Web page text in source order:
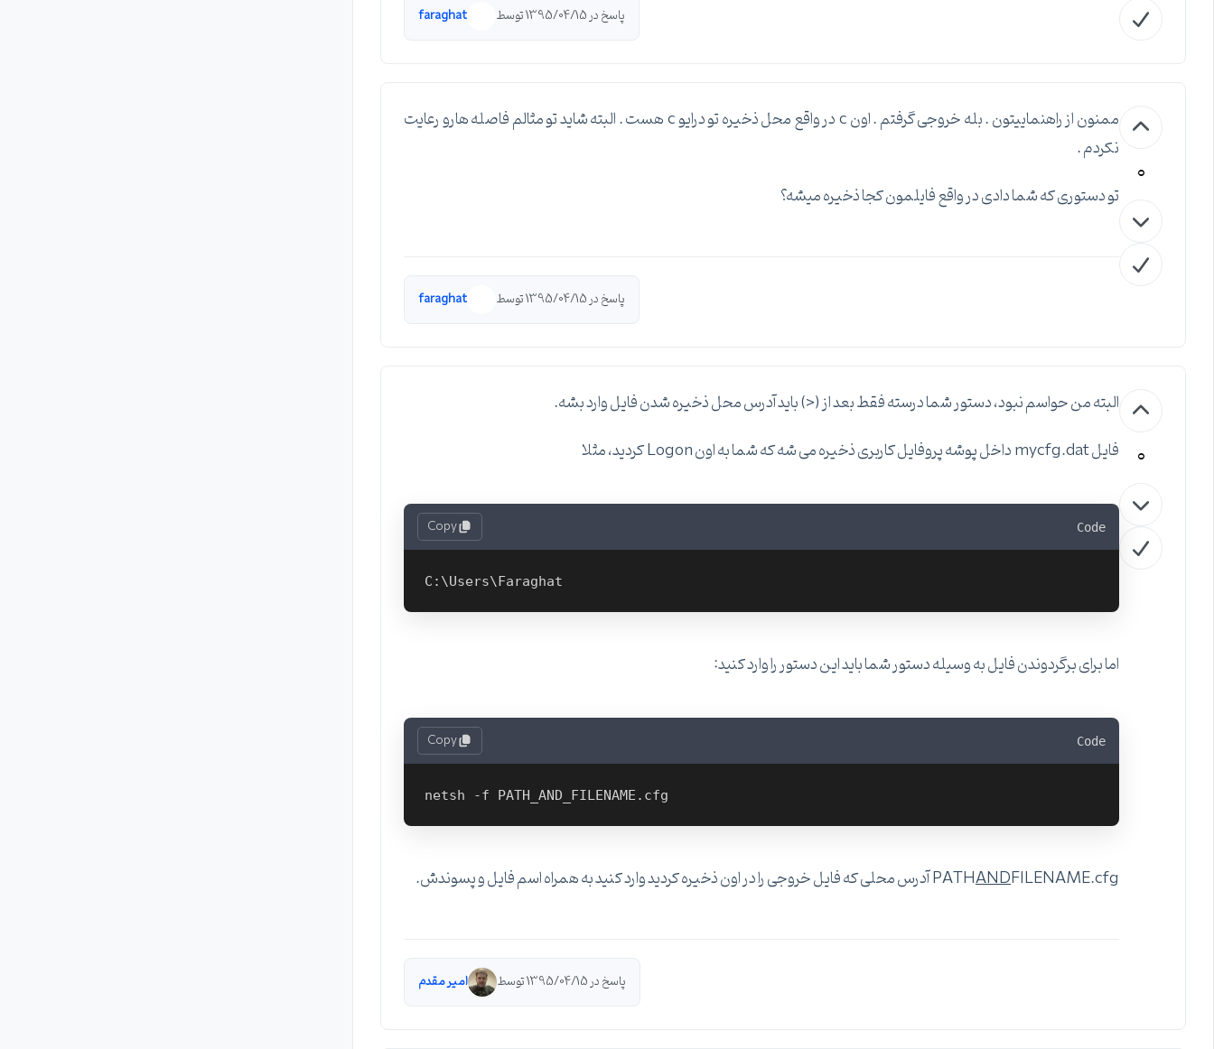
پاسخ در 1395/04/15 توسط faraghat
0
ممنون از راهنماییتون . بله خروجی گرفتم . اون c در واقع محل ذخیره تو درایو c هست . البته شاید تو مثالم فاصله هارو رعایت
نکردم .
تو دستوری که شما دادی در واقع فایلمون کجا ذخیره میشه؟
پاسخ در 1395/04/15 توسط faraghat
0
البته من حواسم نبود، دستور شما درسته فقط بعد از (<) باید آدرس محل ذخیره شدن فایل وارد بشه.
فایل mycfg.dat داخل پوشه پروفایل کاربری ذخیره می شه که شما به اون Logon کردید، مثلا
Code
Copy
اما برای برگردوندن فایل به وسیله دستور شما باید این دستور را وارد کنید:
Code
Copy
PATHANDFILENAME.cfg آدرس محلی که فایل خروجی را در اون ذخیره کردید وارد کنید به همراه اسم فایل و پسوندش.
پاسخ در 1395/04/15 توسط امیر مقدم